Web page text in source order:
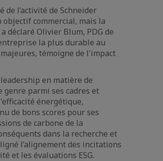
l’activité de Schneider
objectif commercial, mais la
déclaré Olivier Blum, PDG de
la plus durable au
témoigne de l'impact
en matière de
parmi ses cadres et
énergétique,
de bons scores pour ses
de carbone de la
dans la recherche et
l’alignement des incitations
et les évaluations ESG.